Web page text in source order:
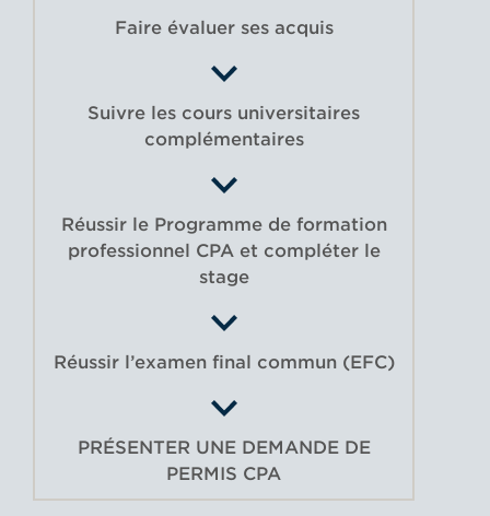
Faire évaluer ses acquis
Suivre les cours universitaires
complémentaires
Réussir le Programme de formation
professionnel CPA et compléter le
stage
Réussir l’examen final commun (EFC)
PRÉSENTER UNE DEMANDE DE
PERMIS CPA